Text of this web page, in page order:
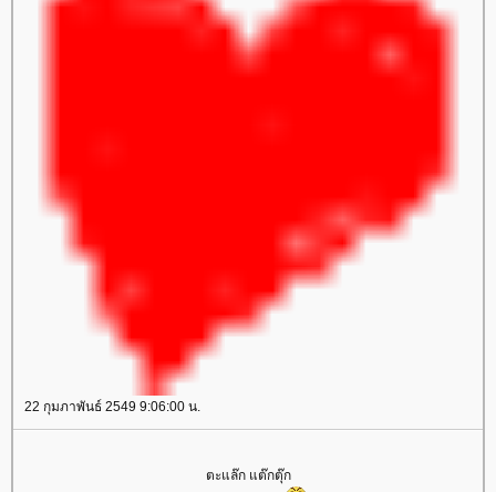
22 กุมภาพันธ์ 2549 9:06:00 น.
ตะแล๊ก แต๊กตุ๊ก